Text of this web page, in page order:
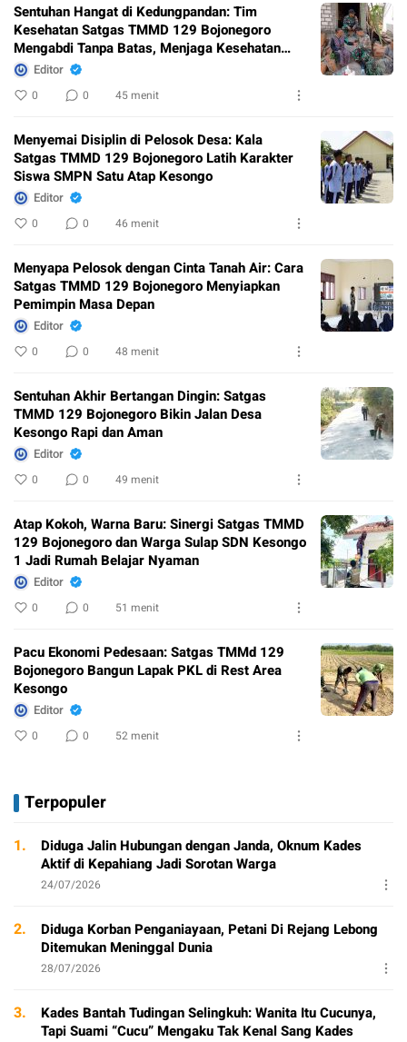
Sentuhan Hangat di Kedungpandan: Tim
Kesehatan Satgas TMMD 129 Bojonegoro
Mengabdi Tanpa Batas, Menjaga Kesehatan
Warga
Editor
0 0 45 menit
Menyemai Disiplin di Pelosok Desa: Kala
Satgas TMMD 129 Bojonegoro Latih Karakter
Siswa SMPN Satu Atap Kesongo
Editor
0 0 46 menit
Menyapa Pelosok dengan Cinta Tanah Air: Cara
Satgas TMMD 129 Bojonegoro Menyiapkan
Pemimpin Masa Depan
Editor
0 0 48 menit
Sentuhan Akhir Bertangan Dingin: Satgas
TMMD 129 Bojonegoro Bikin Jalan Desa
Kesongo Rapi dan Aman
Editor
0 0 49 menit
Atap Kokoh, Warna Baru: Sinergi Satgas TMMD
129 Bojonegoro dan Warga Sulap SDN Kesongo
1 Jadi Rumah Belajar Nyaman
Editor
0 0 51 menit
Pacu Ekonomi Pedesaan: Satgas TMMd 129
Bojonegoro Bangun Lapak PKL di Rest Area
Kesongo
Editor
0 0 52 menit
Terpopuler
1.
Diduga Jalin Hubungan dengan Janda, Oknum Kades
Aktif di Kepahiang Jadi Sorotan Warga
24/07/2026
2.
Diduga Korban Penganiayaan, Petani Di Rejang Lebong
Ditemukan Meninggal Dunia
28/07/2026
3.
Kades Bantah Tudingan Selingkuh: Wanita Itu Cucunya,
Tapi Suami “Cucu” Mengaku Tak Kenal Sang Kades